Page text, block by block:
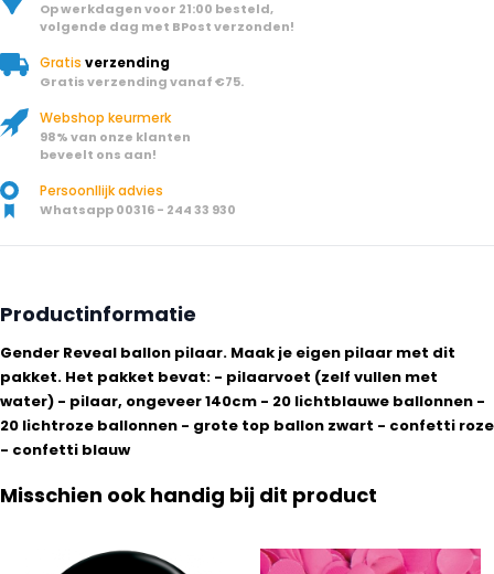
Op werkdagen voor 21:00 besteld,
volgende dag met BPost verzonden!
Gratis verzending
Gratis verzending vanaf €75.
Webshop keurmerk
98% van onze klanten
beveelt ons aan!
Persoonllijk advies
Whatsapp 00316 - 244 33 930
Productinformatie
Gender Reveal ballon pilaar. Maak je eigen pilaar met dit
pakket. Het pakket bevat: - pilaarvoet (zelf vullen met
water) - pilaar, ongeveer 140cm - 20 lichtblauwe ballonnen -
20 lichtroze ballonnen - grote top ballon zwart - confetti roze
- confetti blauw
Misschien ook handig bij dit product